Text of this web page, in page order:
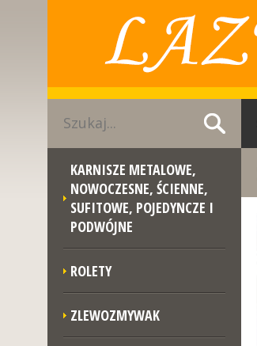
KARNISZE METALOWE,
NOWOCZESNE, ŚCIENNE,
SUFITOWE, POJEDYNCZE I
PODWÓJNE
ROLETY
ZLEWOZMYWAK